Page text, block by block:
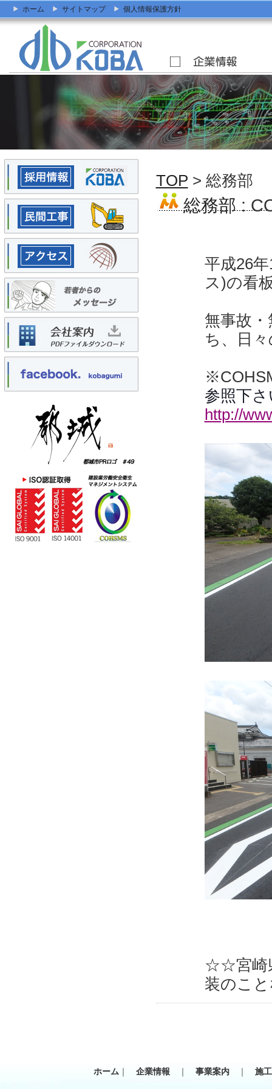
ホーム サイトマップ 個人情報保護方針
TOP > 総務部
総務部 :
平成26
ス)の看
無事故
ち、日
参照下さ
http://
☆☆宮崎
装のこ
ホーム ｜ 企業情報 ｜ 事業案内 ｜ 施